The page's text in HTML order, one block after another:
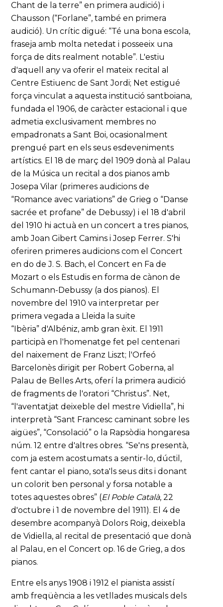
Chant de la terre” en primera audició) i
Chausson (“Forlane”, també en primera
audició). Un crític digué: “Té una bona escola,
fraseja amb molta netedat i posseeix una
força de dits realment notable”. L'estiu
d'aquell any va oferir el mateix recital al
Centre Estiuenc de Sant Jordi; Net estigué
força vinculat a aquesta institució santboiana,
fundada el 1906, de caràcter estacional i que
admetia exclusivament membres no
empadronats a Sant Boi, ocasionalment
prengué part en els seus esdeveniments
artístics. El 18 de març del 1909 donà al Palau
de la Música un recital a dos pianos amb
Josepa Vilar (primeres audicions de
“Romance avec variations” de Grieg o “Danse
sacrée et profane” de Debussy) i el 18 d'abril
del 1910 hi actuà en un concert a tres pianos,
amb Joan Gibert Camins i Josep Ferrer. S'hi
oferiren primeres audicions com el Concert
en do de J. S. Bach, el Concert en Fa de
Mozart o els Estudis en forma de cànon de
Schumann-Debussy (a dos pianos). El
novembre del 1910 va interpretar per
primera vegada a Lleida la suite
“Ibèria” d'Albéniz, amb gran èxit. El 1911
participà en l'homenatge fet pel centenari
del naixement de Franz Liszt; l'Orfeó
Barcelonès dirigit per Robert Goberna, al
Palau de Belles Arts, oferí la primera audició
de fragments de l'oratori “Christus”. Net,
“l'aventatjat deixeble del mestre Vidiella”, hi
interpretà “Sant Francesc caminant sobre les
aigües”, “Consolació” o la Rapsòdia hongaresa
núm. 12 entre d'altres obres. “Se'ns presentà,
com ja estem acostumats a sentir-lo, dúctil,
fent cantar el piano, sota'ls seus dits i donant
un colorit ben personal y forsa notable a
totes aquestes obres” (El Poble Català, 22
d'octubre i 1 de novembre del 1911). El 4 de
desembre acompanyà Dolors Roig, deixebla
de Vidiella, al recital de presentació que donà
al Palau, en el Concert op. 16 de Grieg, a dos
pianos.
Entre els anys 1908 i 1912 el pianista assistí
amb freqüència a les vetllades musicals dels